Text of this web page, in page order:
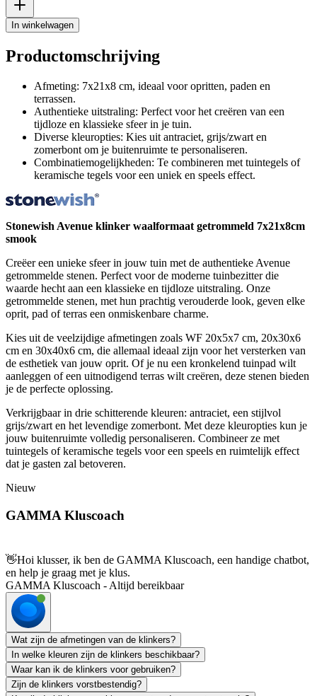
In winkelwagen
Productomschrijving
Afmeting: 7x21x8 cm, ideaal voor opritten, paden en
terrassen.
Authentieke uitstraling: Perfect voor het creëren van een
tijdloze en klassieke sfeer in je tuin.
Diverse kleuropties: Kies uit antraciet, grijs/zwart en
zomerbont om je buitenruimte te personaliseren.
Combinatiemogelijkheden: Te combineren met tuintegels of
keramische tegels voor een uniek en speels effect.
Stonewish Avenue klinker waalformaat getrommeld 7x21x8cm
smook
Creëer een unieke sfeer in jouw tuin met de authentieke Avenue
getrommelde stenen. Perfect voor de moderne tuinbezitter die
waarde hecht aan een klassieke en tijdloze uitstraling. Onze
getrommelde stenen, met hun prachtig verouderde look, geven elke
oprit, pad of terras een onmiskenbare charme.
Kies uit de veelzijdige afmetingen zoals WF 20x5x7 cm, 20x30x6
cm en 30x40x6 cm, die allemaal ideaal zijn voor het versterken van
de esthetiek van jouw oprit. Of je nu een kronkelend tuinpad wilt
aanleggen of een uitnodigend terras wilt creëren, deze stenen bieden
je de perfecte oplossing.
Verkrijgbaar in drie schitterende kleuren: antraciet, een stijlvol
grijs/zwart en het levendige zomerbont. Met deze kleuropties kun je
jouw buitenruimte volledig personaliseren. Combineer ze met
tuintegels of keramische tegels voor een speels en ruimtelijk effect
dat je gasten zal betoveren.
Nieuw
GAMMA Kluscoach
👋Hoi klusser, ik ben de GAMMA Kluscoach, een handige chatbot,
en help je graag met je klus.
GAMMA Kluscoach - Altijd bereikbaar
Wat zijn de afmetingen van de klinkers?
In welke kleuren zijn de klinkers beschikbaar?
Waar kan ik de klinkers voor gebruiken?
Zijn de klinkers vorstbestendig?